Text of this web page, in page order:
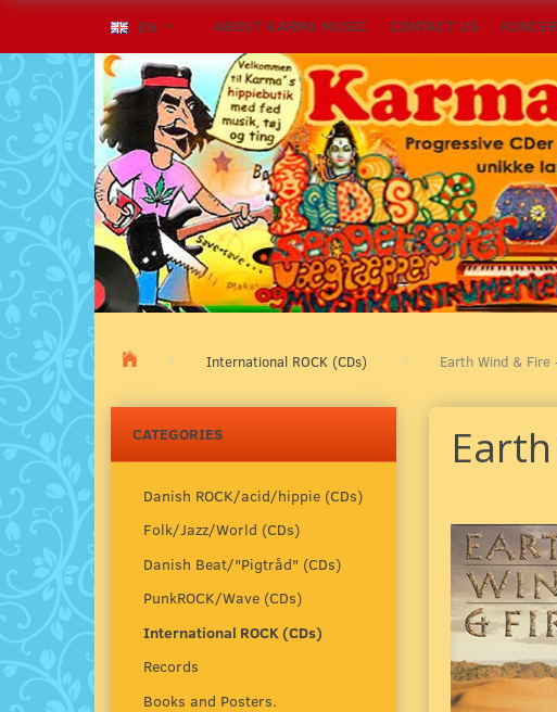
EN ABOUT KARMA MUSIC CONTACT US
International ROCK (CDs) Earth Wind &
CATEGORIES
Danish ROCK/acid/hippie (CDs)
Folk/Jazz/World (CDs)
Danish Beat/"Pigtråd" (CDs)
PunkROCK/Wave (CDs)
International ROCK (CDs)
Records
Books and Posters.